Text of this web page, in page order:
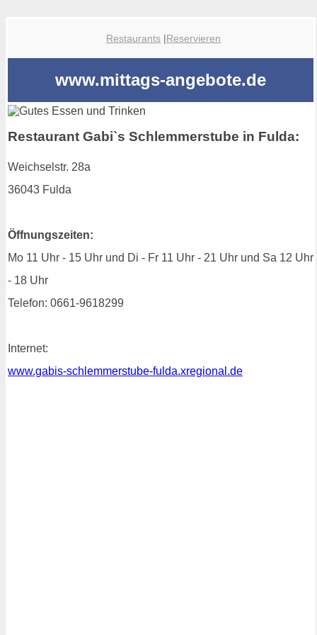
Restaurants |Reservieren
www.mittags-angebote.de
Restaurant Gabi`s Schlemmerstube in Fulda:
Weichselstr. 28a
36043 Fulda
Öffnungszeiten:
Mo 11 Uhr - 15 Uhr und Di - Fr 11 Uhr - 21 Uhr und Sa 12 Uhr
- 18 Uhr
Telefon: 0661-9618299
Internet:
www.gabis-schlemmerstube-fulda.xregional.de